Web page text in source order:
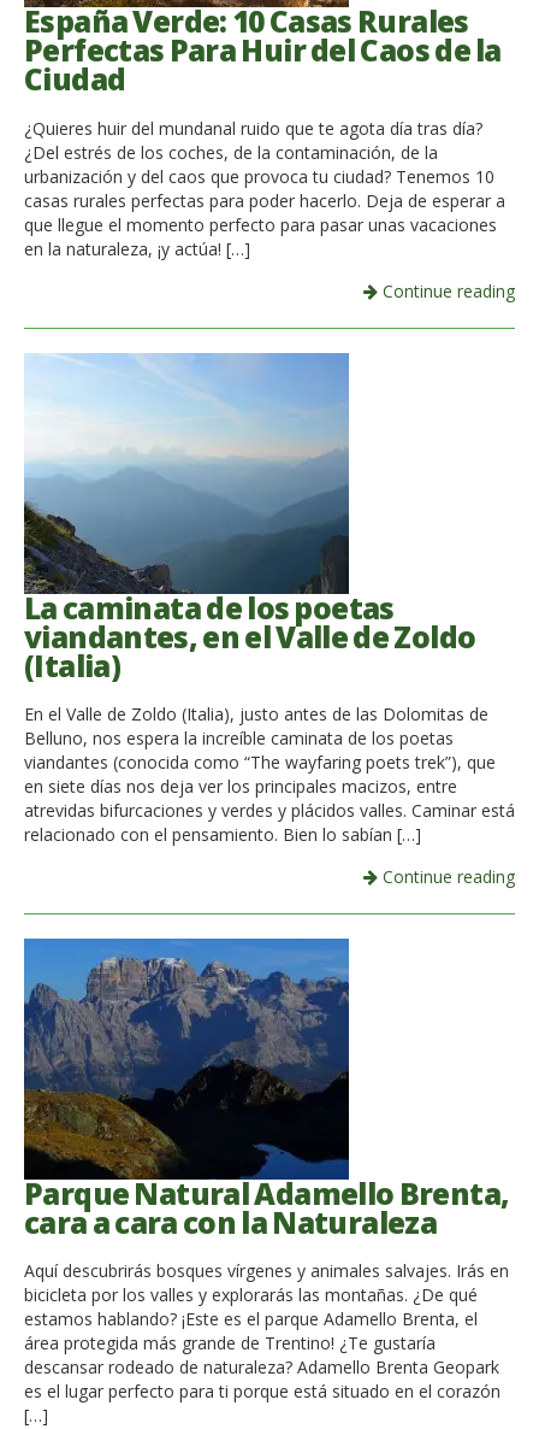
España Verde: 10 Casas Rurales
Perfectas Para Huir del Caos de la
Ciudad
¿Quieres huir del mundanal ruido que te agota día tras día?
¿Del estrés de los coches, de la contaminación, de la
urbanización y del caos que provoca tu ciudad? Tenemos 10
casas rurales perfectas para poder hacerlo. Deja de esperar a
que llegue el momento perfecto para pasar unas vacaciones
en la naturaleza, ¡y actúa! […]
Continue reading
La caminata de los poetas
viandantes, en el Valle de Zoldo
(Italia)
En el Valle de Zoldo (Italia), justo antes de las Dolomitas de
Belluno, nos espera la increíble caminata de los poetas
viandantes (conocida como “The wayfaring poets trek”), que
en siete días nos deja ver los principales macizos, entre
atrevidas bifurcaciones y verdes y plácidos valles. Caminar está
relacionado con el pensamiento. Bien lo sabían […]
Continue reading
Parque Natural Adamello Brenta,
cara a cara con la Naturaleza
Aquí descubrirás bosques vírgenes y animales salvajes. Irás en
bicicleta por los valles y explorarás las montañas. ¿De qué
estamos hablando? ¡Este es el parque Adamello Brenta, el
área protegida más grande de Trentino! ¿Te gustaría
descansar rodeado de naturaleza? Adamello Brenta Geopark
es el lugar perfecto para ti porque está situado en el corazón
[…]